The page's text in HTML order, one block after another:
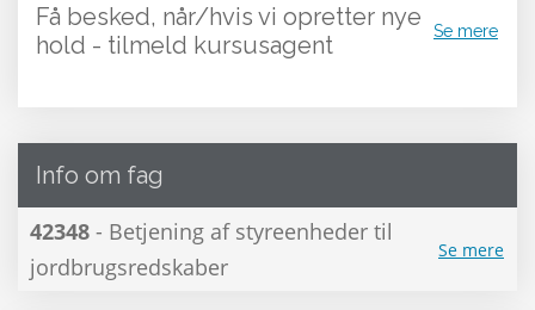
Få besked, når/hvis vi opretter nye
hold - tilmeld kursusagent
Se mere
Info om fag
42348 - Betjening af styreenheder til
jordbrugsredskaber
Se mere